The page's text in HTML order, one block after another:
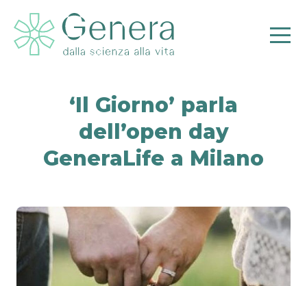
‘Il Giorno’ parla
dell’open day
GeneraLife a Milano